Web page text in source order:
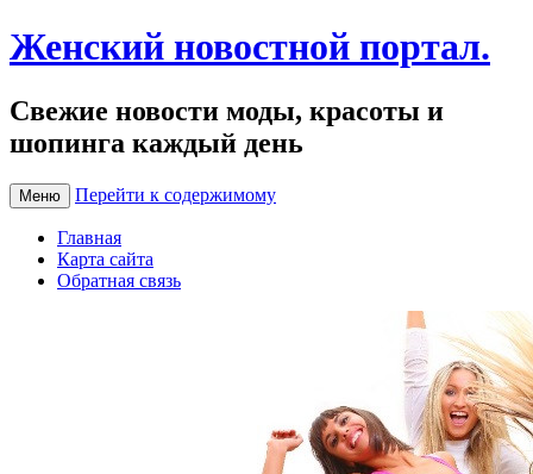
Женский новостной портал.
Свежие новости моды, красоты и
шопинга каждый день
Меню Перейти к содержимому
Главная
Карта сайта
Обратная связь